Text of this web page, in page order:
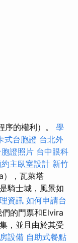
序的權利）。 學
式台胞證 台北外
胞證照片 台中眼科
主臥室設計 新竹
），瓦萊塔
騎士城，風景如
資訊 如何申請台
們的門票和Elvira
，並且由於其受
設備 自助式餐點